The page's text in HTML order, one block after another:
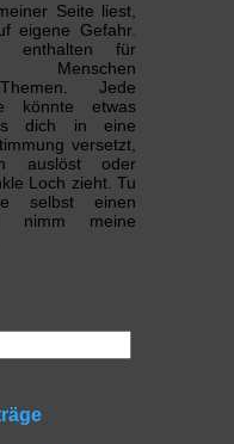
Seite liest,
eigene Gefahr.
enthalten für
Menschen
Jede
könnte etwas
dich in eine
versetzt,
auslöst oder
Loch zieht. Tu
selbst einen
nimm meine